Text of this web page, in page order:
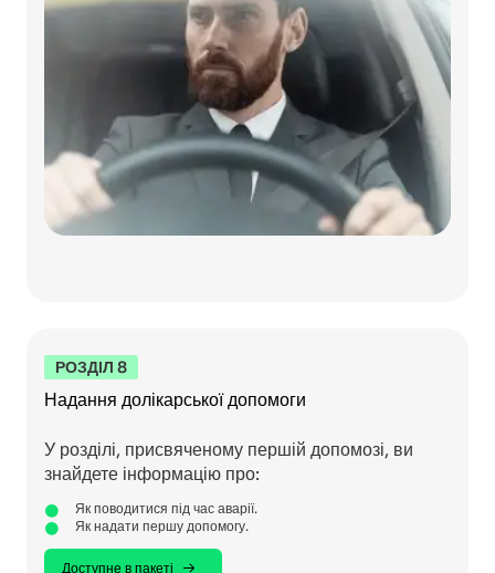
РОЗДІЛ 8
Надання долікарської допомоги
У розділі, присвяченому першій допомозі, ви
знайдете інформацію про:
Як поводитися під час аварії.
Як надати першу допомогу.
Доступне в пакеті